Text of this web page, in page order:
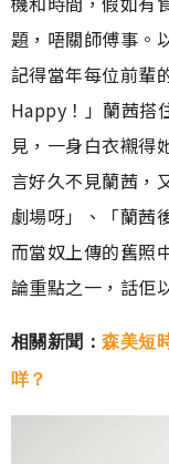
題，唔關師傅事。
記得當年每位前輩
Happy！」蘭茜搭
見，一身白衣襯得
言好久不見蘭茜，
劇場呀」、「蘭茜
而當奴上傳的舊照
論重點之一，話佢
相關新聞：森美短
咩？